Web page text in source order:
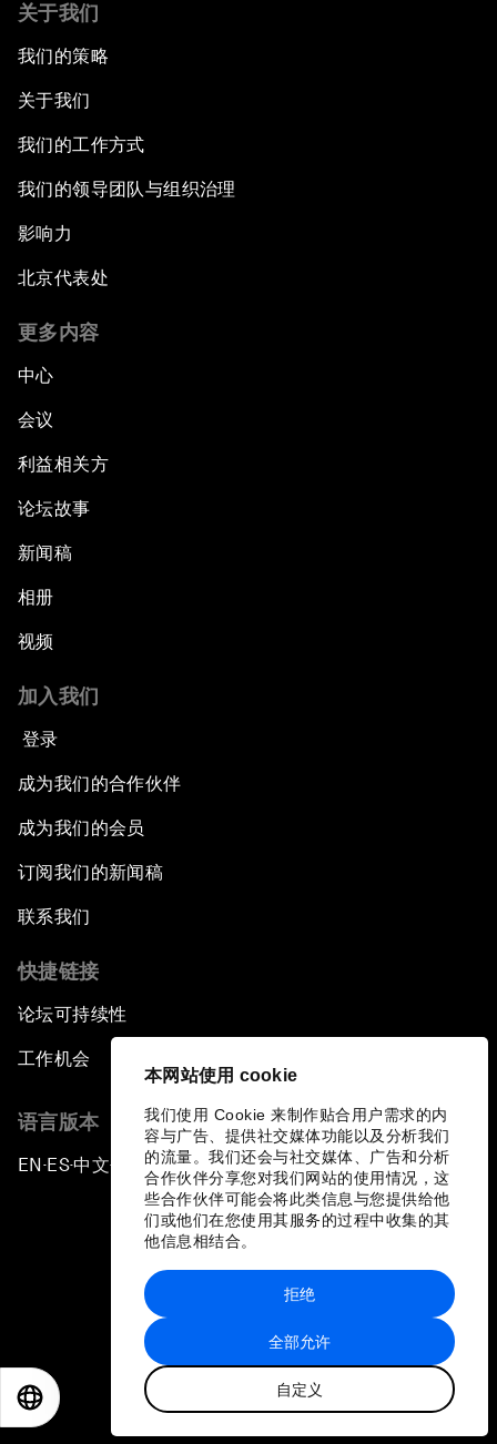
本网站使用 cookie
我们使用 Cookie 来制作贴合用户需求的内
容与广告、提供社交媒体功能以及分析我们
的流量。我们还会与社交媒体、广告和分析
合作伙伴分享您对我们网站的使用情况，这
些合作伙伴可能会将此类信息与您提供给他
们或他们在您使用其服务的过程中收集的其
他信息相结合。
全部允许
自定义
拒绝
关于我们
我们的策略
关于我们
我们的工作方式
我们的领导团队与组织治理
影响力
北京代表处
更多内容
中心
会议
利益相关方
论坛故事
新闻稿
相册
视频
加入我们
登录
成为我们的合作伙伴
成为我们的会员
订阅我们的新闻稿
联系我们
快捷链接
论坛可持续性
工作机会
语言版本
EN ▪ES▪中文▪ 日本語
站点地图
世界经济论坛